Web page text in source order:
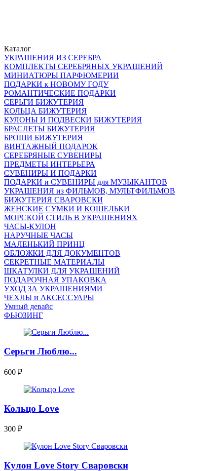
Каталог
УКРАШЕНИЯ ИЗ СЕРЕБРА
КОМПЛЕКТЫ СЕРЕБРЯНЫХ УКРАШЕНИЙ
МИНИАТЮРЫ ПАРФЮМЕРИИ
ПОДАРКИ к НОВОМУ ГОДУ
РОМАНТИЧЕСКИЕ ПОДАРКИ
СЕРЬГИ БИЖУТЕРИЯ
КОЛЬЦА БИЖУТЕРИЯ
КУЛОНЫ И ПОДВЕСКИ БИЖУТЕРИЯ
БРАСЛЕТЫ БИЖУТЕРИЯ
БРОШИ БИЖУТЕРИЯ
ВИНТАЖНЫЙ ПОДАРОК
СЕРЕБРЯНЫЕ СУВЕНИРЫ
ПРЕДМЕТЫ ИНТЕРЬЕРА
СУВЕНИРЫ И ПОДАРКИ
ПОДАРКИ и СУВЕНИРЫ для МУЗЫКАНТОВ
УКРАШЕНИЯ из ФИЛЬМОВ, МУЛЬТФИЛЬМОВ
БИЖУТЕРИЯ СВАРОВСКИ
ЖЕНСКИЕ СУМКИ И КОШЕЛЬКИ
МОРСКОЙ СТИЛЬ В УКРАШЕНИЯХ
ЧАСЫ-КУЛОН
НАРУЧНЫЕ ЧАСЫ
МАЛЕНЬКИЙ ПРИНЦ
ОБЛОЖКИ ДЛЯ ДОКУМЕНТОВ
СЕКРЕТНЫЕ МАТЕРИАЛЫ
ШКАТУЛКИ ДЛЯ УКРАШЕНИЙ
ПОДАРОЧНАЯ УПАКОВКА
УХОД ЗА УКРАШЕНИЯМИ
ЧEХЛЫ и АКСЕССУАРЫ
Умный девайс
ФЬЮЗИНГ
Серьги Люблю...
600 ₽
Кольцо Love
300 ₽
Кулон Love Story Сваровски